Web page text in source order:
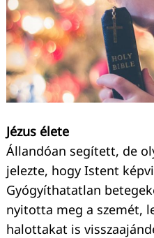
Jézus élete
Állandóan segített, de
jelezte, hogy Istent
Gyógyíthatatlan
nyitotta meg a szemét,
halottakat is
Keresés: